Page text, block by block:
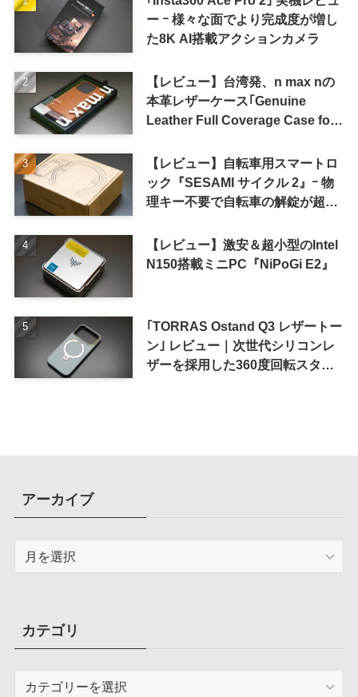
ー ｰ 様々な面でより完成度が増し
た8K AI搭載アクションカメラ
【レビュー】台湾発、n max nの
本革レザーケース｢Genuine
Leather Full Coverage Case for
【レビュー】自転車用スマートロ
ック『SESAMI サイクル 2』ｰ 物
理キー不要で自転車の解錠が超簡
【レビュー】激安＆超小型のIntel
N150搭載ミニPC『NiPoGi E2』
｢TORRAS Ostand Q3 レザートー
ン｣ レビュー｜次世代シリコンレ
ザーを採用した360度回転スタン
アーカイブ
ブカテゴリ